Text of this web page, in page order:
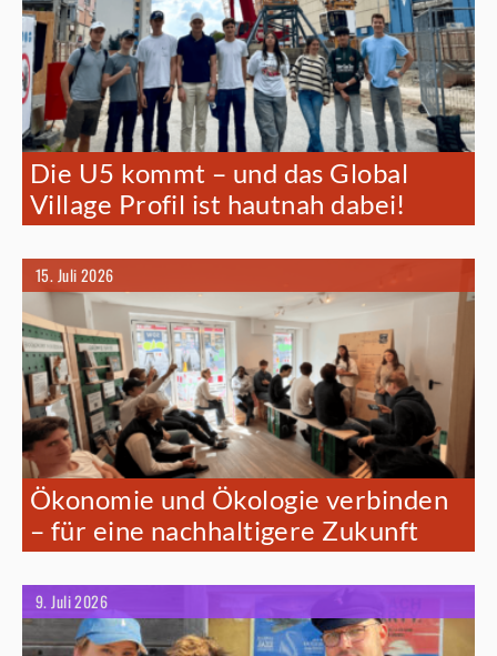
Die U5 kommt – und das Global
Village Profil ist hautnah dabei!
15. Juli 2026
Ökonomie und Ökologie verbinden
– für eine nachhaltigere Zukunft
9. Juli 2026